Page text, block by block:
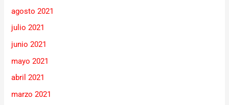
agosto 2021
julio 2021
junio 2021
mayo 2021
abril 2021
marzo 2021